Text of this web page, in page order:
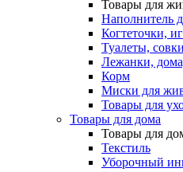
Товары для
Наполнитель
Когтеточки,
Туалеты, совки
Лежанки,
Корм
Миски для
Товары для
Товары для дома
Товары для
Текстиль
Уборочный